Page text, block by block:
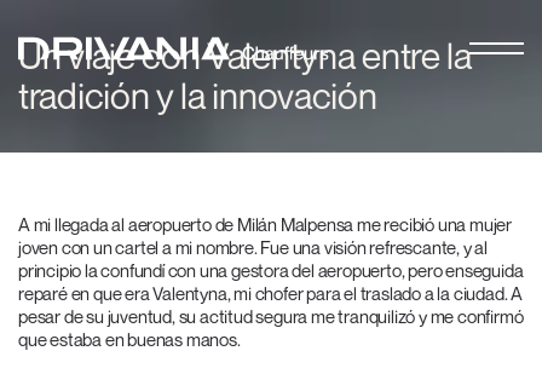
Un viaje con Valentyna entre la
tradición y la innovación
A mi llegada al aeropuerto de Milán Malpensa me recibió una mujer
joven con un cartel a mi nombre. Fue una visión refrescante, y al
principio la confundí con una gestora del aeropuerto, pero enseguida
reparé en que era Valentyna, mi chofer para el traslado a la ciudad. A
pesar de su juventud, su actitud segura me tranquilizó y me confirmó
que estaba en buenas manos.